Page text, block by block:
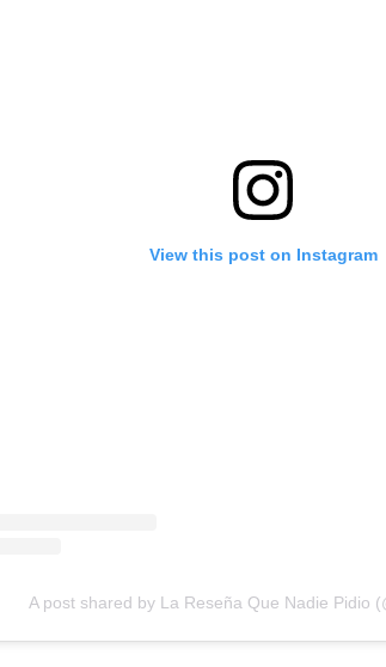
View this post on Instagram
A post shared by La Reseña Que Nadie Pidio